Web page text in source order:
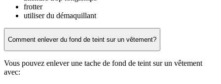
frotter
utiliser du démaquillant
Comment enlever du fond de teint sur un vêtement?
Vous pouvez enlever une tache de fond de teint sur un vêtement
avec: